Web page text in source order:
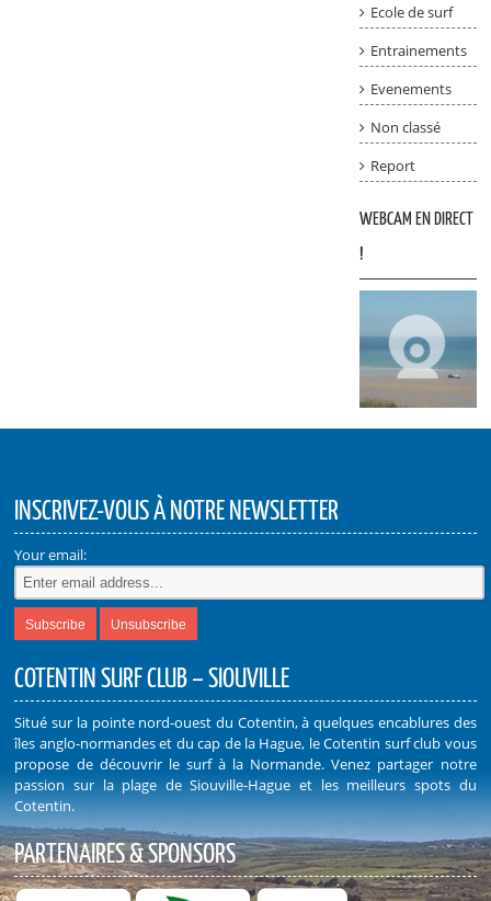
Ecole de surf
Entrainements
Evenements
Non classé
Report
WEBCAM EN DIRECT
!
INSCRIVEZ-VOUS À NOTRE NEWSLETTER
Your email:
COTENTIN SURF CLUB – SIOUVILLE
Situé sur la pointe nord-ouest du Cotentin, à quelques encablures des
îles anglo-normandes et du cap de la Hague, le Cotentin surf club vous
propose de découvrir le surf à la Normande. Venez partager notre
passion sur la plage de Siouville-Hague et les meilleurs spots du
Cotentin.
PARTENAIRES & SPONSORS